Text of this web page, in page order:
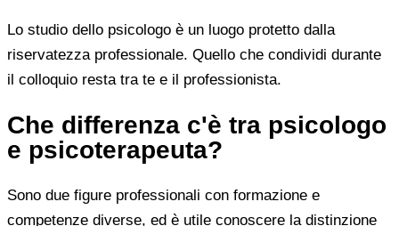
Lo studio dello psicologo è un luogo protetto dalla
riservatezza professionale. Quello che condividi durante
il colloquio resta tra te e il professionista.
Che differenza c'è tra psicologo
e psicoterapeuta?
Sono due figure professionali con formazione e
competenze diverse, ed è utile conoscere la distinzione